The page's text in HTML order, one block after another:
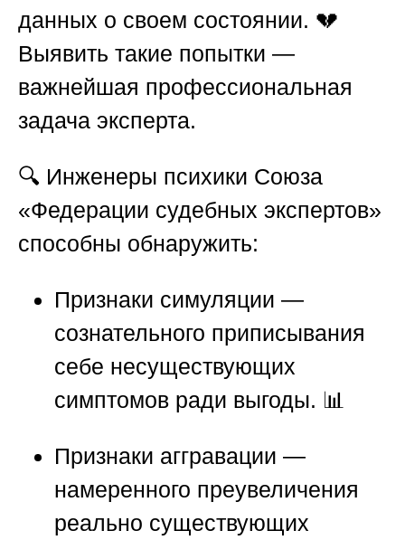
данных о своем состоянии. 💔
Выявить такие попытки —
важнейшая профессиональная
задача эксперта.
🔍 Инженеры психики Союза
«Федерации судебных экспертов»
способны обнаружить:
Признаки симуляции —
сознательного приписывания
себе несуществующих
симптомов ради выгоды. 📊
Признаки аггравации —
намеренного преувеличения
реально существующих